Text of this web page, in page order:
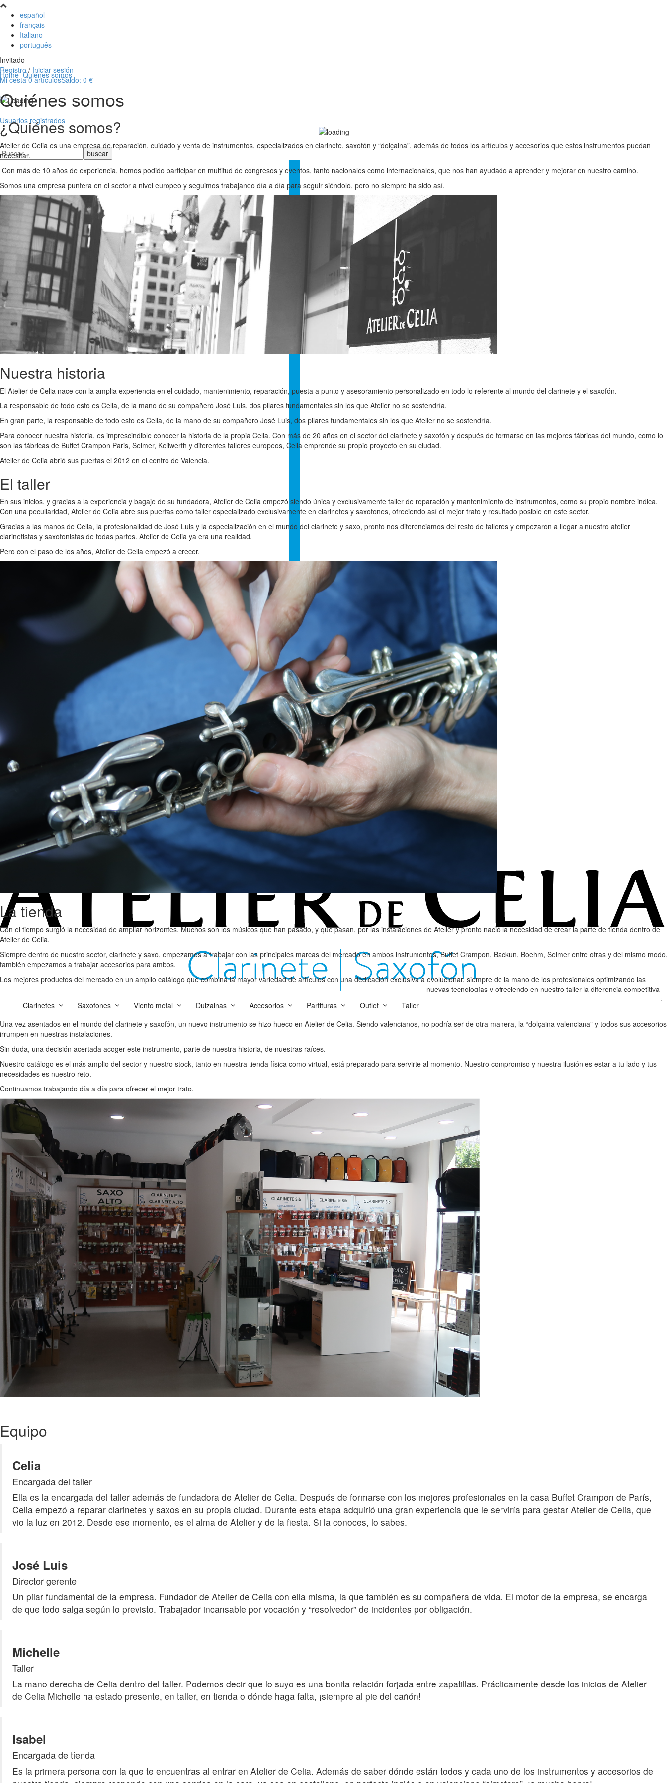
español
français
Italiano
português
Invitado
Registro/ Iniciar sesión
Mi cesta0artículosSaldo: 0 €
Usuarios registrados
Clarinetes Saxofones Viento metal Dulzainas Accesorios Partituras Outlet Taller
Home Quiénes somos
Quiénes somos
¿Quiénes somos?
Atelier de Celia es una empresa de reparación, cuidado y venta de instrumentos, especializados en clarinete, saxofón y “dolçaina”, además de todos los artículos y accesorios que estos instrumentos puedan
necesitar.
Con más de 10 años de experiencia, hemos podido participar en multitud de congresos y eventos, tanto nacionales como internacionales, que nos han ayudado a aprender y mejorar en nuestro camino.
Somos una empresa puntera en el sector a nivel europeo y seguimos trabajando día a día para seguir siéndolo, pero no siempre ha sido así.
Nuestra historia
El Atelier de Celia nace con la amplia experiencia en el cuidado, mantenimiento, reparación, puesta a punto y asesoramiento personalizado en todo lo referente al mundo del clarinete y el saxofón.
La responsable de todo esto es Celia, de la mano de su compañero José Luis, dos pilares fundamentales sin los que Atelier no se sostendría.
En gran parte, la responsable de todo esto es Celia, de la mano de su compañero José Luis, dos pilares fundamentales sin los que Atelier no se sostendría.
Para conocer nuestra historia, es imprescindible conocer la historia de la propia Celia. Con más de 20 años en el sector del clarinete y saxofón y después de formarse en las mejores fábricas del mundo, como lo
son las fábricas de Buffet Crampon Paris, Selmer, Keilwerth y diferentes talleres europeos, Celia emprende su propio proyecto en su ciudad.
Atelier de Celia abrió sus puertas el 2012 en el centro de Valencia.
El taller
En sus inicios, y gracias a la experiencia y bagaje de su fundadora, Atelier de Celia empezó siendo única y exclusivamente taller de reparación y mantenimiento de instrumentos, como su propio nombre indica.
Con una peculiaridad, Atelier de Celia abre sus puertas como taller especializado exclusivamente en clarinetes y saxofones, ofreciendo así el mejor trato y resultado posible en este sector.
Gracias a las manos de Celia, la profesionalidad de José Luis y la especialización en el mundo del clarinete y saxo, pronto nos diferenciamos del resto de talleres y empezaron a llegar a nuestro atelier
clarinetistas y saxofonistas de todas partes. Atelier de Celia ya era una realidad.
Pero con el paso de los años, Atelier de Celia empezó a crecer.
La tienda
Con el tiempo surgió la necesidad de ampliar horizontes. Muchos son los músicos que han pasado, y que pasan, por las instalaciones de Atelier y pronto nació la necesidad de crear la parte de tienda dentro de
Atelier de Celia.
Siempre dentro de nuestro sector, clarinete y saxo, empezamos a trabajar con las principales marcas del mercado en ambos instrumentos, Buffet Crampon, Backun, Boehm, Selmer entre otras y del mismo modo,
también empezamos a trabajar accesorios para ambos.
Los mejores productos del mercado en un amplio catálogo que combina la mayor variedad de artículos con una dedicación exclusiva a evolucionar, siempre de la mano de los profesionales optimizando las
nuevas tecnologías y ofreciendo en nuestro taller la diferencia competitiva
que nos permita conocer tus preferencias e inquietudes para mostrarte las
Una vez asentados en el mundo del clarinete y saxofón, un nuevo instrumento se hizo hueco en Atelier de Celia. Siendo valencianos, no podría ser de otra manera, la “dolçaina valenciana” y todos sus accesorios
irrumpen en nuestras instalaciones.
Sin duda, una decisión acertada acoger este instrumento, parte de nuestra historia, de nuestras raíces.
Nuestro catálogo es el más amplio del sector y nuestro stock, tanto en nuestra tienda física como virtual, está preparado para servirte al momento. Nuestro compromiso y nuestra ilusión es estar a tu lado y tus
necesidades es nuestro reto.
Continuamos trabajando día a día para ofrecer el mejor trato.
Equipo
Celia
Encargada del taller
Ella es la encargada del taller además de fundadora de Atelier de Celia. Después de formarse con los mejores profesionales en la casa Buffet Crampon de París,
Celia empezó a reparar clarinetes y saxos en su propia ciudad. Durante esta etapa adquirió una gran experiencia que le serviría para gestar Atelier de Celia, que
vio la luz en 2012. Desde ese momento, es el alma de Atelier y de la fiesta. Si la conoces, lo sabes.
José Luis
Director gerente
Un pilar fundamental de la empresa. Fundador de Atelier de Celia con ella misma, la que también es su compañera de vida. El motor de la empresa, se encarga
de que todo salga según lo previsto. Trabajador incansable por vocación y “resolvedor” de incidentes por obligación.
Michelle
Taller
La mano derecha de Celia dentro del taller. Podemos decir que lo suyo es una bonita relación forjada entre zapatillas. Prácticamente desde los inicios de Atelier
de Celia Michelle ha estado presente, en taller, en tienda o dónde haga falta, ¡siempre al pie del cañón!
Isabel
Encargada de tienda
Es la primera persona con la que te encuentras al entrar en Atelier de Celia. Además de saber dónde están todos y cada uno de los instrumentos y accesorios de